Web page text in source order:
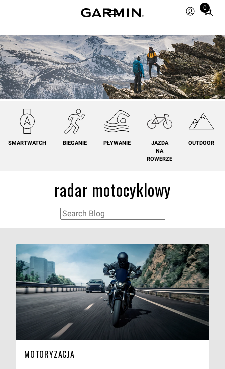
0
Total
in
cart:
0
SMARTWATCH BIEGANIE PŁYWANIE
JAZDA
NA
ROWERZE
OUTDOOR
radar motocyklowy
MOTORYZACJA